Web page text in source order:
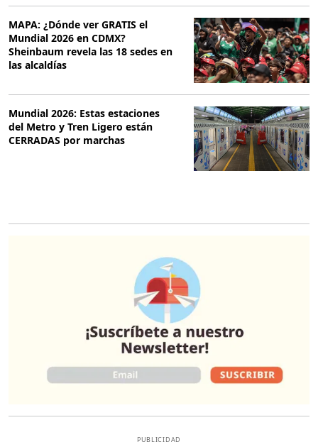
MAPA: ¿Dónde ver GRATIS el
Mundial 2026 en CDMX?
Sheinbaum revela las 18 sedes en
las alcaldías
Mundial 2026: Estas estaciones
del Metro y Tren Ligero están
CERRADAS por marchas
PUBLICIDAD